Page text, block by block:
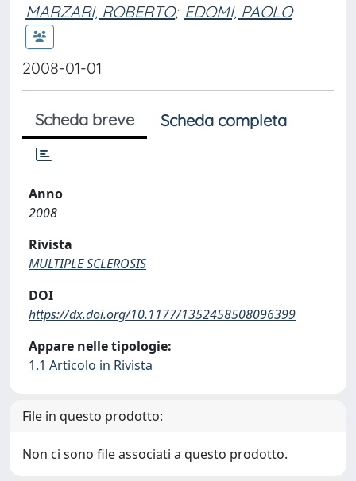
MARZARI, ROBERTO; EDOMI, PAOLO
2008-01-01
Scheda breve Scheda completa
Anno
2008
Rivista
MULTIPLE SCLEROSIS
DOI
https://dx.doi.org/10.1177/1352458508096399
Appare nelle tipologie:
1.1 Articolo in Rivista
File in questo prodotto:
Non ci sono file associati a questo prodotto.